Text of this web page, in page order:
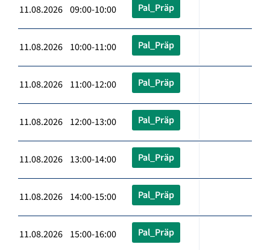
11.08.2026 09:00-10:00 Pal_Präp
11.08.2026 10:00-11:00 Pal_Präp
11.08.2026 11:00-12:00 Pal_Präp
11.08.2026 12:00-13:00 Pal_Präp
11.08.2026 13:00-14:00 Pal_Präp
11.08.2026 14:00-15:00 Pal_Präp
11.08.2026 15:00-16:00 Pal_Präp